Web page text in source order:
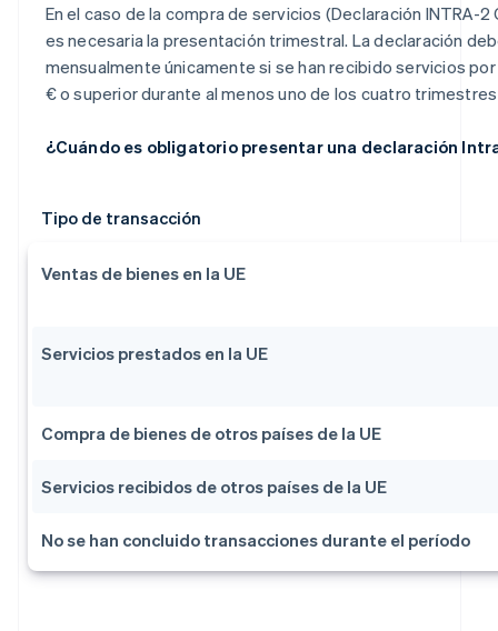
En el caso de la compra de servicios (Declaración INTRA-
es necesaria la presentación trimestral. La declaración
mensualmente únicamente si se han recibido servicios
€ o superior durante al menos uno de los cuatro
¿Cuándo es obligatorio presentar una declaración
Tipo de transacción
Ventas de bienes en la UE
Servicios prestados en la UE
Compra de bienes de otros países de la UE
Servicios recibidos de otros países de la UE
No se han concluido transacciones durante el período